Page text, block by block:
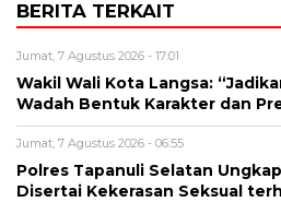
BERITA TERKAIT
Jumat, 7 Agustus 2026 - 17:01
Wakil Wali Kota Langsa:
Wadah Bentuk Karakter dan
Jumat, 7 Agustus 2026 - 06:55
Polres Tapanuli Selatan
Disertai Kekerasan Seksual